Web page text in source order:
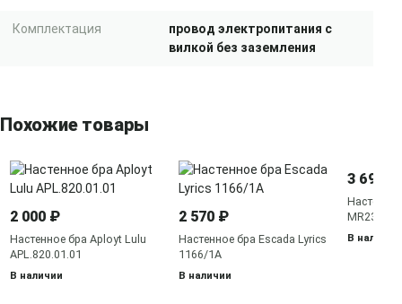
Комплектация
провод электропитания с
вилкой без заземления
Похожие товары
2 000 ₽
Настенное бра Aployt Lulu
APL.820.01.01
В наличии
2 570 ₽
Настенное бра Escada Lyrics
1166/1A
В наличии
3 695 ₽
MR2350-
В наличии